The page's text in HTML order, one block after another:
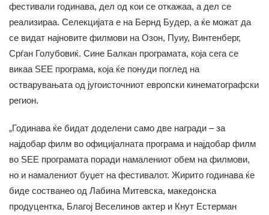
фестивали годинава, дел од кои се откажаа, а дел се
реализираа. Селекцијата е на Бернд Будер, а ќе можат да
се видат најновите филмови на Озон, Пуиу, Винтенберг,
Срѓан Голубовиќ. Сине Балкан програмата, која сега се
викаа SEE програма, која ќе понуди поглед на
остварувањата од југоисточниот европски кинематографски
регион.
„Годинава ќе бидат доделени само две награди – за
најдобар филм во официјалната програма и најдобар филм
во SEE програмата поради намалениот обем на филмови,
но и намалениот буџет на фестивалот. Жирито годинава ќе
биде состванео од Лабина Митевска, македонска
продуцентка, Благој Веселинов актер и Кнут Естерман